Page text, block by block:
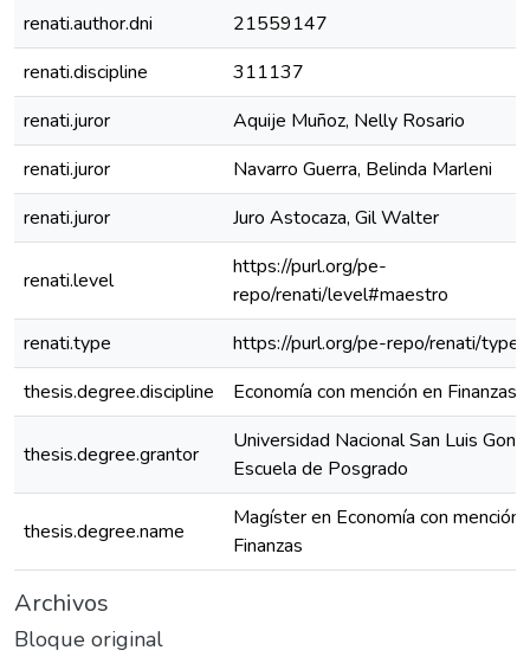
renati.author.dni
21559147
renati.discipline
311137
renati.juror
Aquije Muñoz, Nelly Rosario
renati.juror
Navarro Guerra, Belinda Marleni
renati.juror
Juro Astocaza, Gil Walter
renati.level
https://purl.org/pe-
repo/renati/level#maestro
renati.type
https://purl.org/pe-repo/renati/
thesis.degree.discipline
Economía con mención en Finanzas
thesis.degree.grantor
Universidad Nacional San Luis
Escuela de Posgrado
thesis.degree.name
Magíster en Economía con mención
Finanzas
Archivos
Bloque original